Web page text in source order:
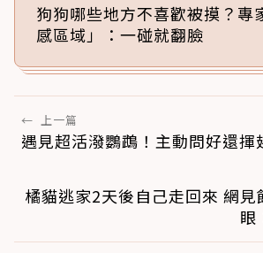
狗狗哪些地方不喜歡被摸？專
感區域」：一碰就翻臉
← 上一篇
遇見超活潑鸚鵡！主動問好還揮
橘貓逃家2天後自己走回來 網見
眼